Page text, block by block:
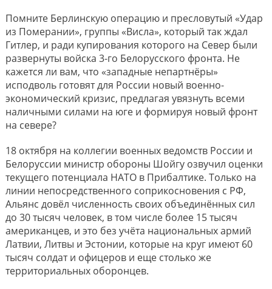
Помните Берлинскую операцию и пресловутый «Удар
из Померании», группы «Висла», который так ждал
Гитлер, и ради купирования которого на Север были
развернуты войска 3-го Белорусского фронта. Не
кажется ли вам, что «западные непартнёры»
исподволь готовят для России новый военно-
экономический кризис, предлагая увязнуть всеми
наличными силами на юге и формируя новый фронт
на севере?
18 октября на коллегии военных ведомств России и
Белоруссии министр обороны Шойгу озвучил оценки
текущего потенциала НАТО в Прибалтике. Только на
линии непосредственного соприкосновения с РФ,
Альянс довёл численность своих объединённых сил
до 30 тысяч человек, в том числе более 15 тысяч
американцев, и это без учёта национальных армий
Латвии, Литвы и Эстонии, которые на круг имеют 60
тысяч солдат и офицеров и еще столько же
территориальных оборонцев.